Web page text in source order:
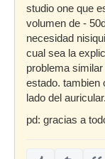
studio one que
volumen de -
necesidad
cual sea la
problema
estado. tambien
lado del auricular.
pd: gracias a